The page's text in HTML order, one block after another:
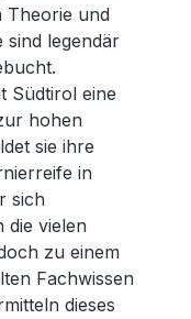
Theorie und
sind legendär
Südtirol eine
hohen
sie ihre
in
sich
die vielen
zu einem
Fachwissen
dieses